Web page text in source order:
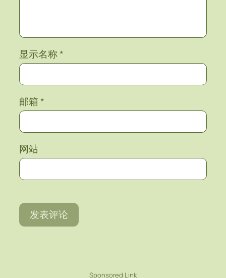
显示名称*
邮箱*
网站
Sponsored Link